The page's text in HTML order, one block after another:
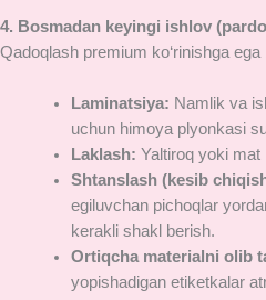
4. Bosmadan keyingi ishlov
Qadoqlash premium ko‘rinishga
Laminatsiya: Namlik va
uchun himoya plyonkasi
Laklash: Yaltiroq yoki mat
Shtanslash (kesib
egiluvchan pichoqlar
kerakli shakl berish.
Ortiqcha materialni olib
yopishadigan etiketkalar